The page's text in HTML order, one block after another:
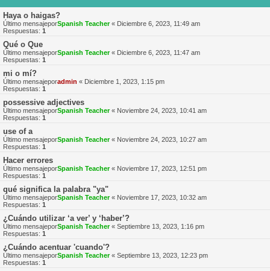
Haya o haigas?
Último mensajeporSpanish Teacher« Diciembre 6, 2023, 11:49 am
Respuestas: 1
Qué o Que
Último mensajeporSpanish Teacher« Diciembre 6, 2023, 11:47 am
Respuestas: 1
mi o mí?
Último mensajeporadmin « Diciembre 1, 2023, 1:15 pm
Respuestas: 1
possessive adjectives
Último mensajeporSpanish Teacher« Noviembre 24, 2023, 10:41 am
Respuestas: 1
use of a
Último mensajeporSpanish Teacher« Noviembre 24, 2023, 10:27 am
Respuestas: 1
Hacer errores
Último mensajeporSpanish Teacher« Noviembre 17, 2023, 12:51 pm
Respuestas: 1
qué significa la palabra "ya"
Último mensajeporSpanish Teacher« Noviembre 17, 2023, 10:32 am
Respuestas: 1
¿Cuándo utilizar ‘a ver’ y ‘haber’?
Último mensajeporSpanish Teacher« Septiembre 13, 2023, 1:16 pm
Respuestas: 1
¿Cuándo acentuar 'cuando'?
Último mensajeporSpanish Teacher« Septiembre 13, 2023, 12:23 pm
Respuestas: 1